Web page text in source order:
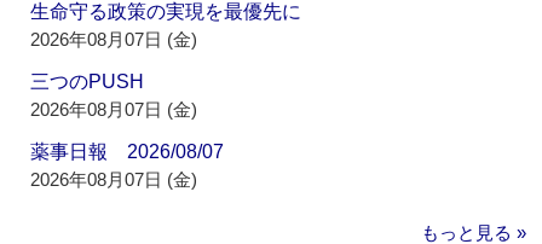
生命守る政策の実現を最優先に
2026年08月07日 (金)
三つのPUSH
2026年08月07日 (金)
薬事日報 2026/08/07
2026年08月07日 (金)
もっと見る »